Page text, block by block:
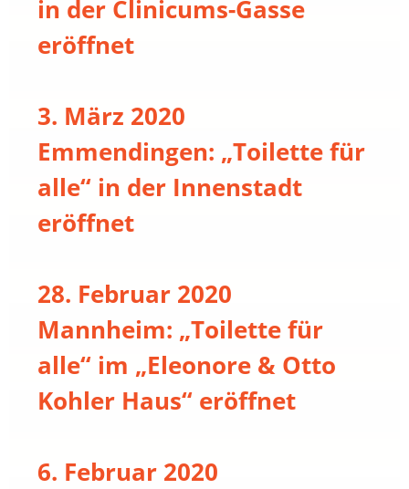
in der Clinicums-Gasse
eröffnet
3. März 2020
Emmendingen: „Toilette für
alle“ in der Innenstadt
eröffnet
28. Februar 2020
Mannheim: „Toilette für
alle“ im „Eleonore & Otto
Kohler Haus“ eröffnet
6. Februar 2020